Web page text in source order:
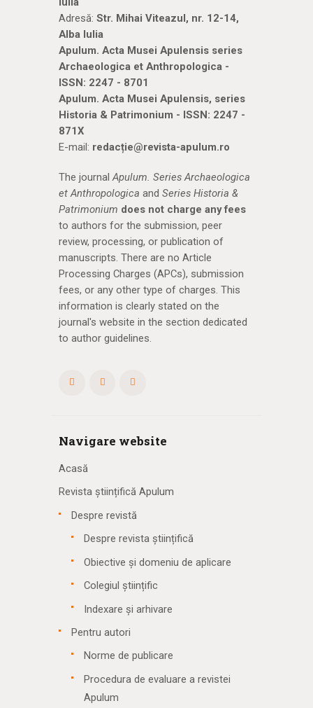
Adresă: Str. Mihai Viteazul, nr. 12-14,
Alba Iulia
Apulum. Acta Musei Apulensis series
Archaeologica et Anthropologica -
ISSN: 2247 - 8701
Apulum. Acta Musei Apulensis, series
Historia & Patrimonium - ISSN: 2247 -
871X
E-mail: redacție@revista-apulum.ro
The journalApulum. Series Archaeologica
et Anthropologica and Series Historia &
Patrimonium does not charge any fees
to authors for the submission, peer
review, processing, or publication of
manuscripts. There are no Article
Processing Charges (APCs), submission
fees, or any other type of charges. This
information is clearly stated on the
journal's website in the section dedicated
to author guidelines.
Navigare website
Acasă
Revista științifică Apulum
Despre revistă
Despre revista științifică
Obiective și domeniu de aplicare
Colegiul științific
Indexare și arhivare
Pentru autori
Norme de publicare
Procedura de evaluare a revistei
Apulum